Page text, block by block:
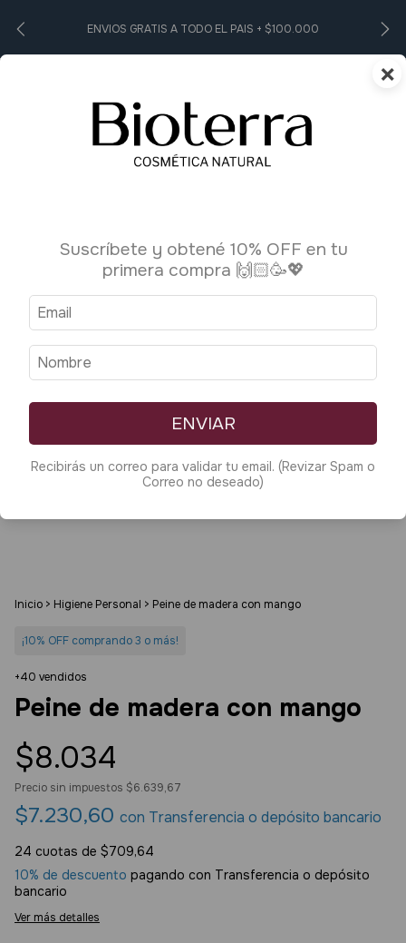
ENVIOS GRATIS A TODO EL PAIS + $100.000
0
Inicio > Higiene Personal > Peine de madera con mango
¡10% OFF comprando 3 o más!
+40 vendidos
Peine de madera con mango
$8.034
Precio sin impuestos $6.639,67
$7.230,60 con Transferencia o depósito bancario
24 cuotas de $709,64
10% de descuento pagando con Transferencia o depósito
bancario
Ver más detalles
×
Suscríbete y obtené 10% OFF en tu
primera compra 🙌🏻🥳💖
ENVIAR
Recibirás un correo para validar tu email. (Revizar Spam o
Correo no deseado)